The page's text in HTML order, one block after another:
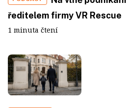
ředitelem firmy VR Rescue
1 minuta čtení